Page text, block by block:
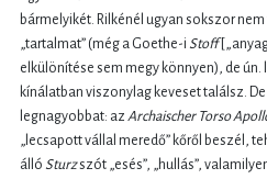
bármelyikét. Rilkénél ugyan sokszor
„tartalmat” (még a Goethe-i Stoff
elkülönítése sem megy könnyen), de
kínálatban viszonylag keveset találsz.
legnagyobbat: az Archaischer Torso
„lecsapott vállal meredő” kőről beszél,
álló Sturzszót „esés”, „hullás”,